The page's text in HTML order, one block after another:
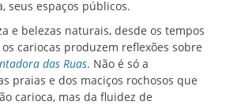
seus espaços públicos.
e belezas naturais, desde os tempos
os cariocas produzem reflexões sobre
das Ruas. Não é só a
praias e dos maciços rochosos que
carioca, mas da fluidez de